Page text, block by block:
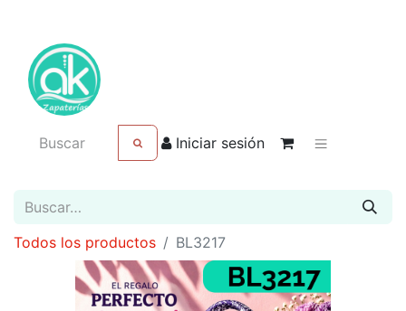
Iniciar sesión
Todos los productos BL3217